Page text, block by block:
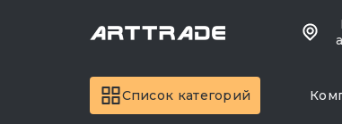
Список категорий